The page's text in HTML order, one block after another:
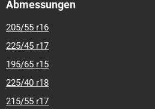
Abmessungen
205/55 r16
225/45 r17
195/65 r15
225/40 r18
215/55 r17